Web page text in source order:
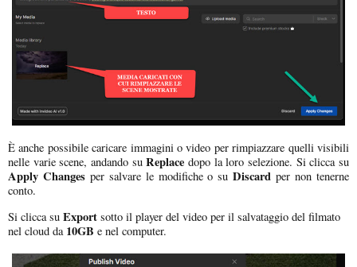
È anche possibile caricare immagini o video per rimpiazzare quelli visibili
nelle varie scene, andando suReplace dopo la loro selezione. Si clicca su
Apply Changesper salvare le modifiche o suDiscard per non tenerne
conto.
Si clicca su Export sotto il player del video per il salvataggio del filmato
nel cloud da 10GB e nel computer.